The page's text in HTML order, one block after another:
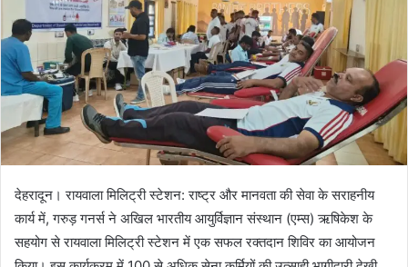
देहरादून। रायवाला मिलिट्री स्टेशन: राष्ट्र और मानवता की सेवा के सराहनीय
कार्य में, गरुड़ गनर्स ने अखिल भारतीय आयुर्विज्ञान संस्थान (एम्स) ऋषिकेश के
सहयोग से रायवाला मिलिट्री स्टेशन में एक सफल रक्तदान शिविर का आयोजन